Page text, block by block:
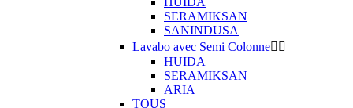
SERAMIKSAN
SANINDUSA
Lavabo avec Semi Colonne 
HUIDA
SERAMIKSAN
ARIA
TOUS